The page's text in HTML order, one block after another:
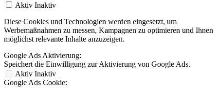
Aktiv Inaktiv
Diese Cookies und Technologien werden eingesetzt, um
Werbemaßnahmen zu messen, Kampagnen zu optimieren und Ihnen
möglichst relevante Inhalte anzuzeigen.
Google Ads Aktivierung:
Speichert die Einwilligung zur Aktivierung von Google Ads.
Aktiv Inaktiv
Google Ads Cookie: